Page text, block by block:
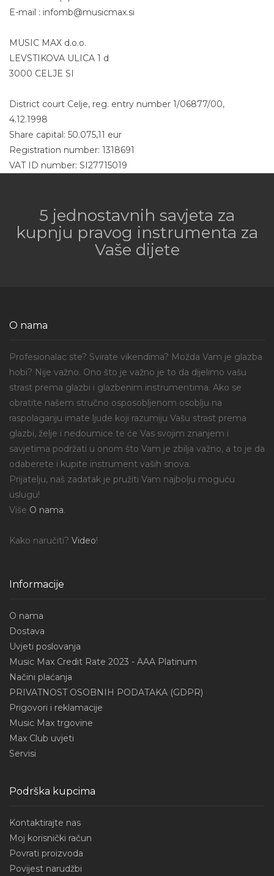
E-mail : infomb@musicmax.si
MUSIC MAX d.o.o.
LEVSTIKOVA ULICA 1 d
3000 CELJE SI
District court Celje, reg. entry number 1/06877/00,
4.12.1998
Share capital: 50.075,11 eur
Registration number: 1318691
VAT ID number: SI27715019
5 jednostavnih savjeta za
kupnju pravog instrumenta za
Vaše dijete
O nama
Profesionalac ste? Svirate vikendima? Možda Vam je glazba
hobi? Nije važno. Ono što je važno je to da dijelimo vašu
strast prema glazbi i glazbenim instrumentima. Ako se
obratite našem stručno osposobljenom osoblju na
raspolaganju imate ljude koji razumiju Vašu strast prema
glazbi, želje i nedoumice te će Vas svojim znanjem i
savjetima podržati u onom što Vam je zbilja važno, a to je da
odaberete i kupite instrument vaših snova.
Prijatelju, naš zadatak je pružiti Vam najbolju moguću
uslugu!
Više O nama.
Kako naručiti? Video!
Informacije
O nama
Dostava
Uvjeti poslovanja
Music Max Credit Rate 2023 - AAA Platinum
Načini plaćanja
PRIVATNOST OSOBNIH PODATAKA (GDPR)
Prigovori i reklamacije
Music Max trgovine
Max Club uvjeti
Servisi
Podrška kupcima
Kontaktirajte nas
Moj korisnički račun
Povrati proizvoda
Povijest narudžbi